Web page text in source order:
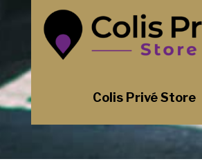
Colis Privé Store